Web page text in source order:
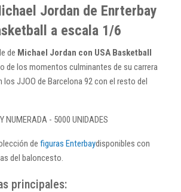
Jordan de Enrterbay
a escala 1/6
de Michael Jordan con USA Basketball
de los momentos culminantes de su carrera
los JJOO de Barcelona 92 con el resto del
NUMERADA - 5000 UNIDADES
de figuras Enterbaydisponibles con
del baloncesto.
principales: